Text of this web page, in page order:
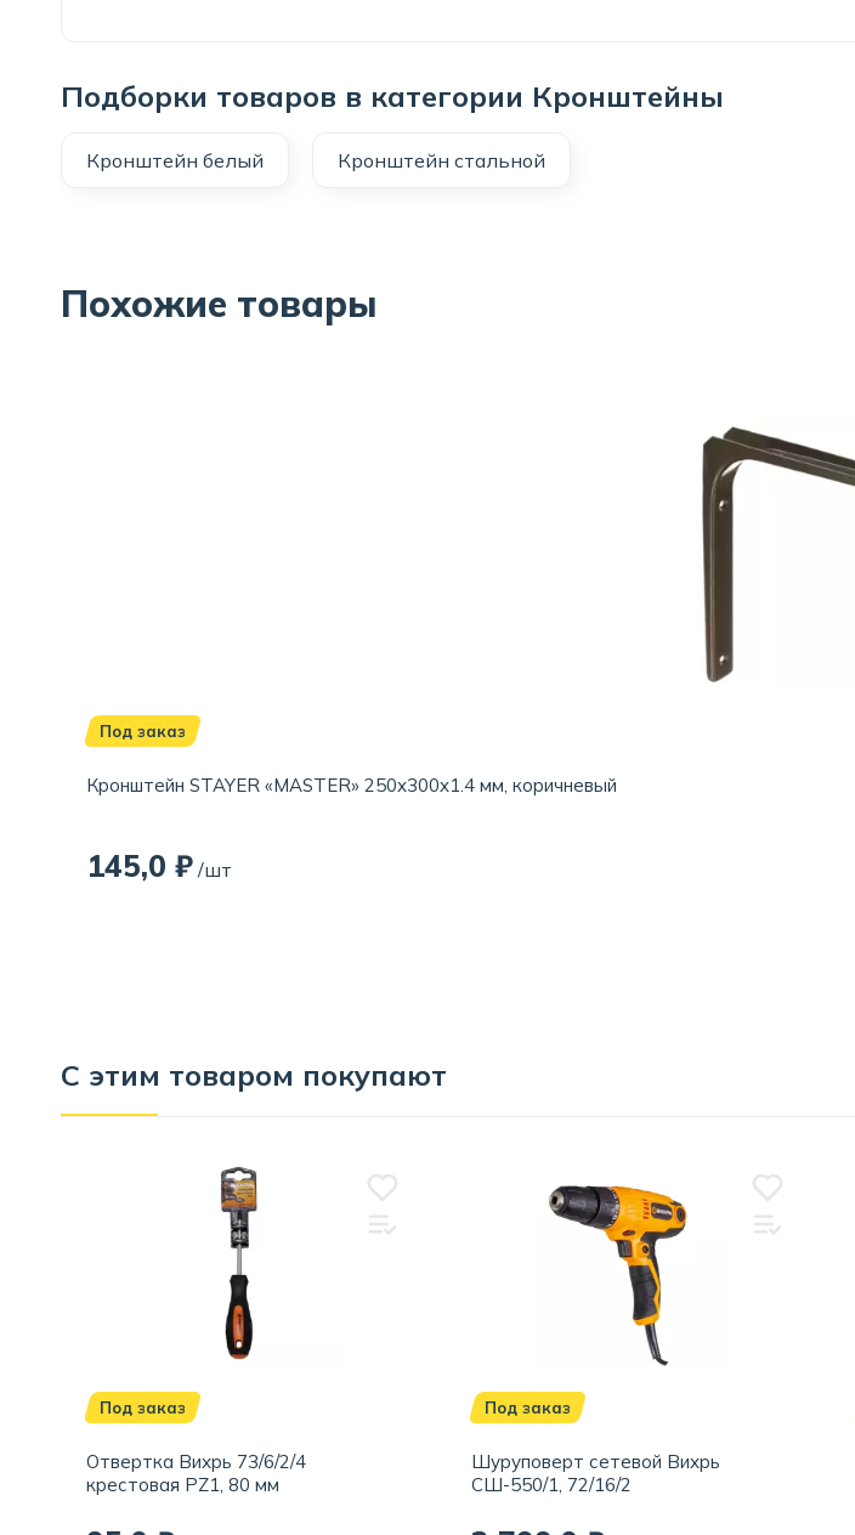
Подборки товаров в категории Кронштейны
Кронштейн белый Кронштейн стальной
Похожие товары
Под заказ
Кронштейн STAYER «MASTER» 250x300x1.4 мм, коричневый
145,0 ₽ /шт
С этим товаром покупают
Под заказ
Отвертка Вихрь 73/6/2/4
крестовая РZ1, 80 мм
Под заказ
Шуруповерт сетевой Вихрь
СШ-550/1, 72/16/2